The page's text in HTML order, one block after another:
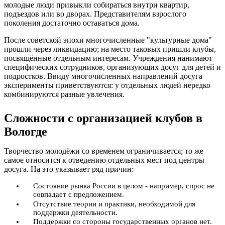
молодые люди привыкли собираться внутри квартир,
подъездов или во дворах. Представителям взрослого
поколения достаточно оставаться дома.
После советской эпохи многочисленные "культурные дома"
прошли через ликвидацию; на место таковых пришли клубы,
посвящённые отдельным интересам. Учреждения нанимают
специфических сотрудников, организующих досуг для детей и
подростков. Ввиду многочисленных направлений досуга
эксперименты приветствуются: у отдельных людей нередко
комбинируются разные увлечения.
Сложности с организацией клубов в
Вологде
Творчество молодёжи со временем ограничивается; то же
самое относится к отведению отдельных мест под центры
досуга. На это указывает ряд причин:
Состояние рынка России в целом - например, спрос не
совпадает с предложением.
Отсутствие теории и практики, необходимой для
поддержки деятельности.
Поддержки со стороны государственных органов нет.